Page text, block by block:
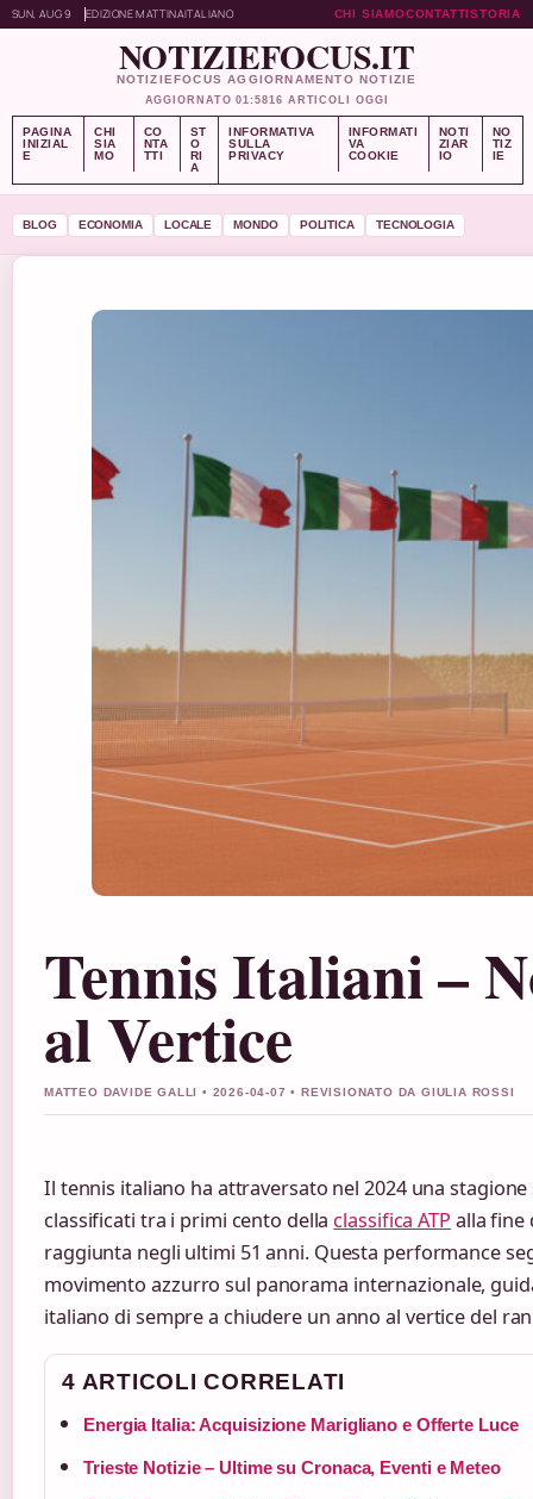
SUN, AUG 9 EDIZIONE MATTINAITALIANO CHI SIAMOCONTATTISTORIA
NOTIZIEFOCUS.IT
NOTIZIEFOCUS AGGIORNAMENTO NOTIZIE
AGGIORNATO 01:5816 ARTICOLI OGGI
PAGINA
INIZIAL
E
CHI
SIA
MO
CO
NTA
TTI
ST
O
RI
A
INFORMATIVA
SULLA
PRIVACY
INFORMATI
VA
COOKIE
NOTI
ZIAR
IO
NO
TIZ
IE
BLOG ECONOMIA LOCALE MONDO POLITICA TECNOLOGIA
Tennis Italiani –
al Vertice
MATTEO DAVIDE GALLI • 2026-04-07 • REVISIONATO DA GIULIA ROSSI
Il tennis italiano ha attraversato nel 2024 una
classificati tra i primi cento della classifica ATP alla fine
raggiunta negli ultimi 51 anni. Questa performance
movimento azzurro sul panorama internazionale,
italiano di sempre a chiudere un anno al vertice del
4 ARTICOLI CORRELATI
Energia Italia: Acquisizione Marigliano e Offerte Luce
Trieste Notizie – Ultime su Cronaca, Eventi e Meteo